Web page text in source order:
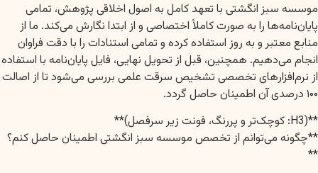
موسسه سبز انگشتی با تعهد کامل به اصول اخلاقی پژوهش، تمامی
پایان‌نامه‌ها را به صورت کاملاً اختصاصی و از ابتدا نگارش می‌کند. ما از
منابع معتبر و به روز استفاده کرده و تمامی استنادات را با دقت فراوان
انجام می‌دهیم. همچنین، قبل از تحویل نهایی، فایل پایان‌نامه با استفاده
از نرم‌افزارهای تخصصی تشخیص سرقت علمی بررسی می‌شود تا از اصالت
۱۰۰ درصدی آن اطمینان حاصل گردد.
**(H3: کوچک‌تر و پررنگ، فونت زیر سرفصل)**
**چگونه می‌توانم از تخصص موسسه سبز انگشتی اطمینان حاصل کنم؟
**